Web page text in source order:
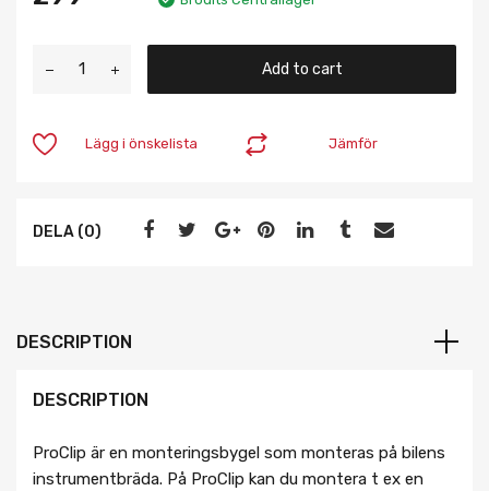
Add to cart
Jämför
Lägg i önskelista
DELA (0)
DESCRIPTION
DESCRIPTION
ProClip är en monteringsbygel som monteras på bilens
instrumentbräda. På ProClip kan du montera t ex en